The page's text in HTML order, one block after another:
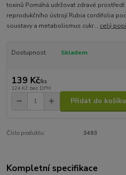
toxinů Pomáhá udržovat zdravé
reprodukčního ústrojí Rubia cordifolia
soustavy a metabolismus cukr... celý
Dostupnost Skladem
139 Kč/ks
124 Kč bez DPH
Přidat do košíku
Číslo produktu: 3493
Kompletní specifikace